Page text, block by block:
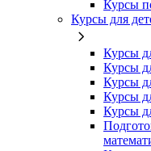
Курсы
Курсы для
Курсы
Курсы
Курсы
Курсы
Курсы